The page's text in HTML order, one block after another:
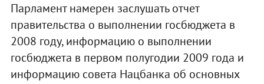
Парламент намерен заслушать отчет
правительства о выполнении госбюджета в
2008 году, информацию о выполнении
госбюджета в первом полугодии 2009 года и
информацию совета Нацбанка об основных